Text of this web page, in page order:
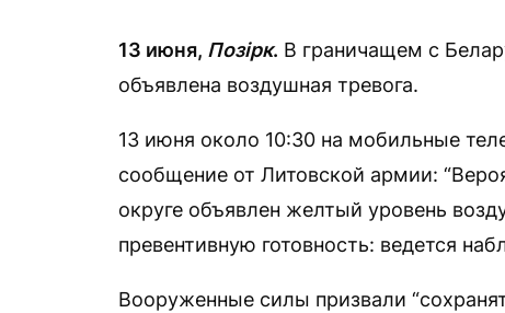
13 июня, Позірк. В граничащем с
объявлена воздушная тревога.
13 июня около 10:30 на мобильные
сообщение от Литовской армии:
округе объявлен желтый уровень
превентивную готовность: ведется
Вооруженные силы призвали